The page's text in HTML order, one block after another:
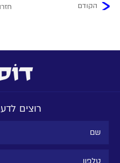
הקודם
רוצים